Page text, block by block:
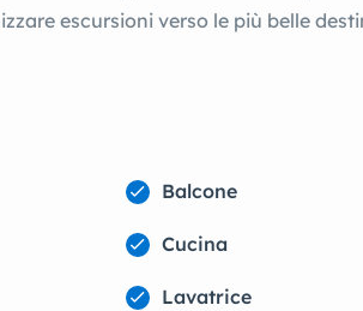
escursioni verso le più belle
Balcone
Cucina
Lavatrice